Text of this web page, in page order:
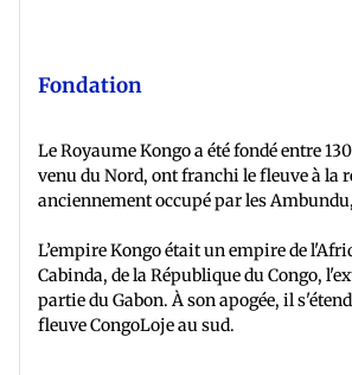
Fondation
Le Royaume Kongo a été fondé entre
venu du Nord, ont franchi le fleuve à
anciennement occupé par les
L’empire Kongo était un empire de
Cabinda, de la République du Congo,
partie du Gabon. À son apogée, il
fleuve CongoLoje au sud.